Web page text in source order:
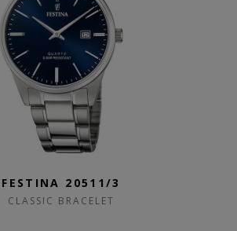
FESTINA 20511/3
CLASSIC BRACELET